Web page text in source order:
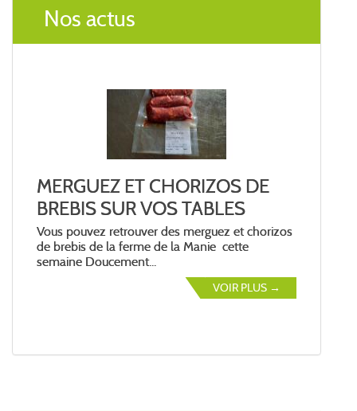
Nos actus
MERGUEZ ET CHORIZOS DE
BREBIS SUR VOS TABLES
Vous pouvez retrouver des merguez et chorizos
de brebis de la ferme de la Manie cette
semaine Doucement...
VOIR PLUS →